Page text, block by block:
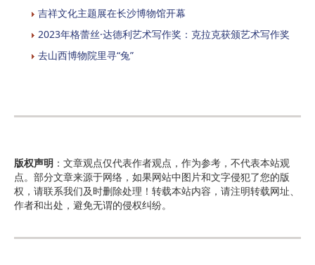
吉祥文化主题展在长沙博物馆开幕
2023年格蕾丝·达德利艺术写作奖：克拉克获颁艺术写作奖
去山西博物院里寻“兔”
版权声明 ：文章观点仅代表作者观点，作为参考，不代表本站观
点。部分文章来源于网络，如果网站中图片和文字侵犯了您的版
权，请联系我们及时删除处理！转载本站内容，请注明转载网址、
作者和出处，避免无谓的侵权纠纷。